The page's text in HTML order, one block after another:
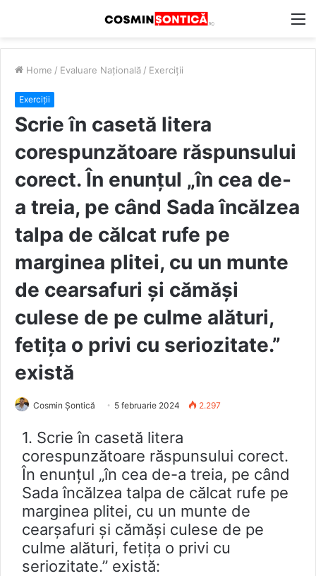
Home / Evaluare Națională / Exerciții
Exerciții
Scrie în casetă litera
corespunzătoare răspunsului
corect. În enunțul „în cea de-
a treia, pe când Sada încălzea
talpa de călcat rufe pe
marginea plitei, cu un munte
de cearsafuri şi cămăși
culese de pe culme alături,
fetița o privi cu seriozitate.”
există
Cosmin Șontică 5 februarie 2024 2.297
1. Scrie în casetă litera
corespunzătoare răspunsului corect.
În enunțul „în cea de-a treia, pe când
Sada încălzea talpa de călcat rufe pe
marginea plitei, cu un munte de
cearșafuri şi cămăși culese de pe
culme alături, fetița o privi cu
seriozitate.” există: